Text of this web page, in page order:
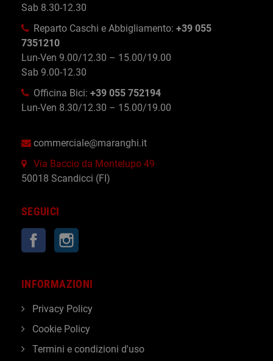
Sab 8.30-12.30
Reparto Caschi e Abbigliamento: +39 055
7351210
Lun-Ven 9.00/12.30 – 15.00/19.00
Sab 9.00-12.30
Officina Bici: +39 055 752194
Lun-Ven 8.30/12.30 – 15.00/19.00
commerciale@maranghi.it
Via Baccio da Montelupo 49
50018 Scandicci (FI)
SEGUICI
Facebook
INFORMAZIONI
Privacy Policy
Cookie Policy
Termini e condizioni d'uso